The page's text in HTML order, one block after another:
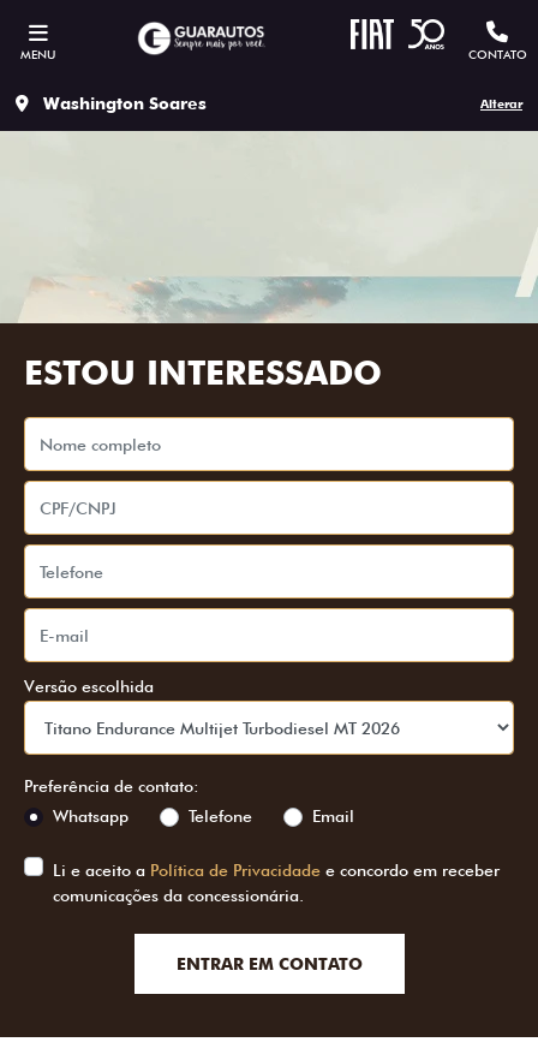
MENU CONTATO
Washington Soares Alterar
ESTOU INTERESSADO
Versão escolhida
Preferência de contato:
Whatsapp
Telefone Email
Li e aceito a Política de Privacidade e concordo em receber
comunicações da concessionária.
ENTRAR EM CONTATO